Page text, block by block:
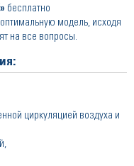
бесплатно
модель, исходя
на все вопросы.
циркуляцией воздуха и